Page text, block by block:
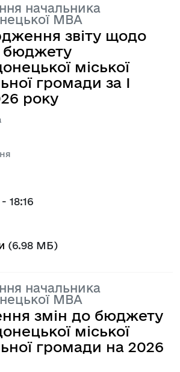
начальника
МВА
звіту щодо
бюджету
міської
громади за І
року
18:16
(6.98 МБ)
начальника
МВА
змін до бюджету
міської
громади на 2026